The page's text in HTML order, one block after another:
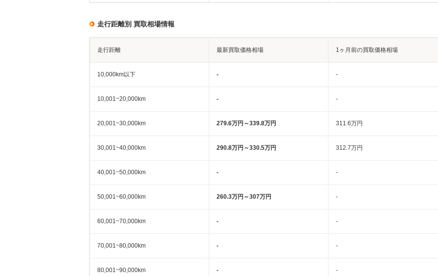
走行距離別 買取相場情報
走行距離 最新買取価格相場 1ヶ月前の買取価格相場
10,000km以下 - -
10,001~20,000km - -
20,001~30,000km 279.6万円～339.8万円 311.6万円
30,001~40,000km 290.8万円～330.5万円 312.7万円
40,001~50,000km - -
50,001~60,000km 260.3万円～307万円 -
60,001~70,000km - -
70,001~80,000km - -
80,001~90,000km - -